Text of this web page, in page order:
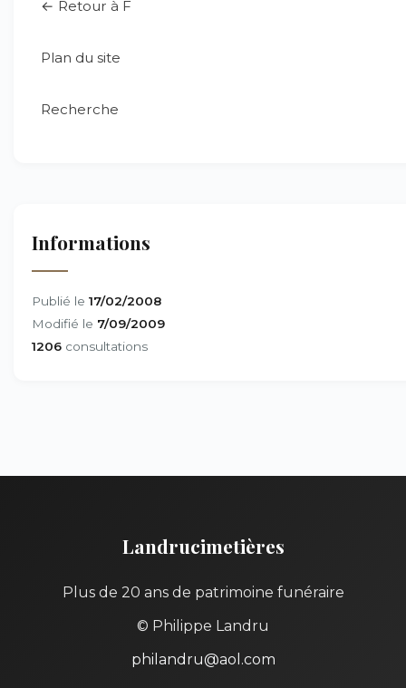
← Retour à F
Plan du site
Recherche
Informations
Publié le 17/02/2008
Modifié le 7/09/2009
1206 consultations
Landrucimetières
Plus de 20 ans de patrimoine funéraire
© Philippe Landru
philandru@aol.com